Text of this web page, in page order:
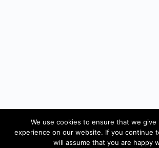
We use cookies to ensure that we
experience on our website. If you continue
will assume that you are happy